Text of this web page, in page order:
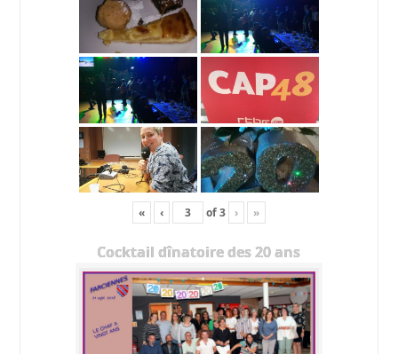
« ‹ of3 › »
Cocktail dînatoire des 20 ans